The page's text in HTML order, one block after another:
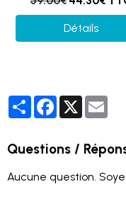
Détails
PartagerFacebook
X
Questions /
Aucune question.